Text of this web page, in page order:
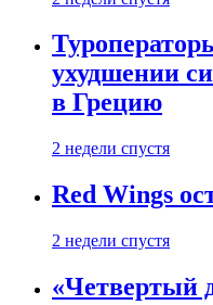
ухудшении
в Грецию
2 недели спустя
Red Wings
2 недели спустя
«Четвертый